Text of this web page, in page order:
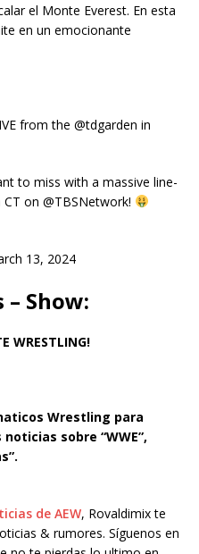
el Monte Everest. En esta
en un emocionante
from the @tdgarden in
to miss with a massive line-
on @TBSNetwork!
13, 2024
– Show:
WRESTLING!
Wrestling para
sobre “WWE”,
de AEW, Rovaldimix te
& rumores. Síguenos en